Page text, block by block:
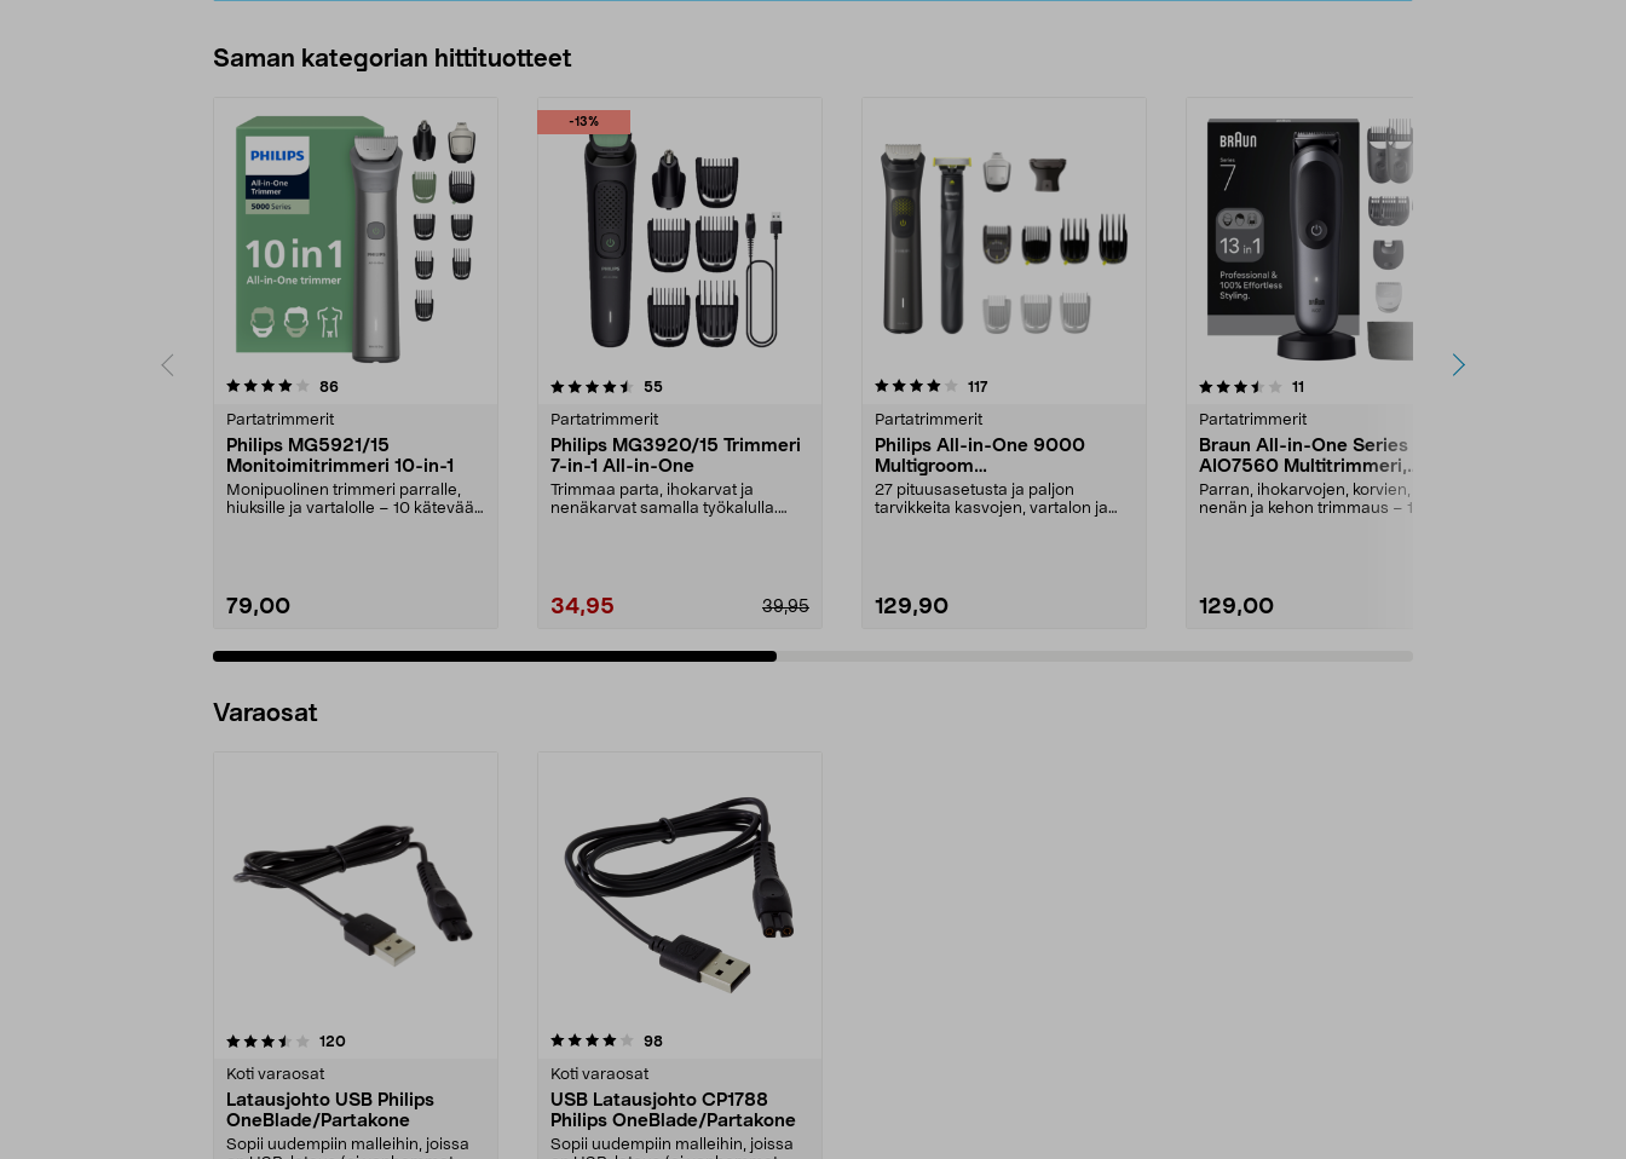
Saman kategorian hittituotteet
86arvostelut
Partatrimmerit
Philips MG5921/15
Monitoimitrimmeri 10-in-1
Monipuolinen trimmeri parralle,
hiuksille ja vartalolle – 10 kätevää
79,00
-13%
4.5 viidestä
55arvostelut
Partatrimmerit
Philips MG3920/15 Trimmeri
7-in-1 All-in-One
Trimmaa parta, ihokarvat ja
nenäkarvat samalla työkalulla.
34,95 39,95
4.0 viidestä
117arvostelut
Partatrimmerit
Philips All-in-One 9000
Multigroom
Monitoimitrimmeri,
MG9540/15
27 pituusasetusta ja paljon
tarvikkeita kasvojen, vartalon ja
129,90
3.5 viidestä
11
Partatrimmerit
Braun All-in-One Series 7
AIO7560 Multitrimmeri,
vesitiivis
Parran, ihokarvojen, korvien,
nenän ja kehon trimmaus – 13
129,00
4.0 viidestä
Varaosat
120arvostelut
Koti varaosat
Latausjohto USB Philips
OneBlade/Partakone
Sopii uudempiin malleihin, joissa
4.0viidestä
98arvostelut
Koti varaosat
USB Latausjohto CP1788
Philips OneBlade/Partakone
Sopii uudempiin malleihin, joissa